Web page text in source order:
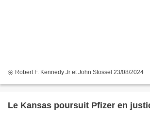
🌼 Robert F. Kennedy Jr et John Stossel 23/08/2024
Le Kansas poursuit Pfizer en